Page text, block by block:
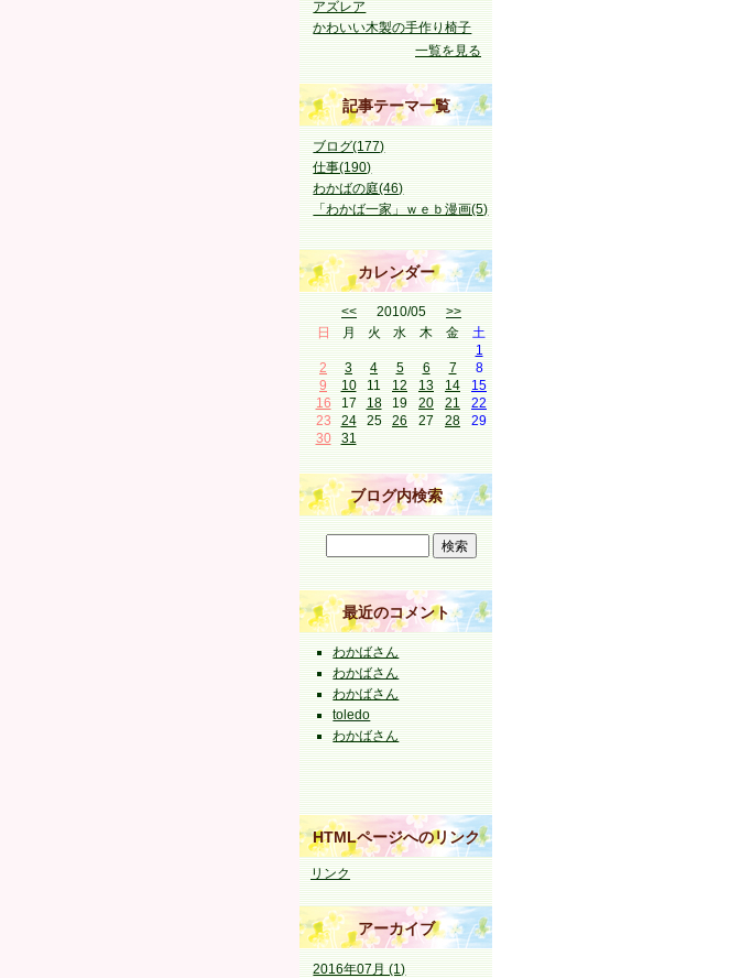
アズレア
かわいい木製の手作り椅子
一覧を見る
記事テーマ一覧
ブログ(177)
仕事(190)
わかばの庭(46)
「わかば一家」ｗｅｂ漫画(5)
カレンダー
<<2010/05>>
日
月 火 水 木 金
土
1
2
3 4 5 6 7
8
9
10 11 12 13 14
15
16
17 18 19 20 21
22
23
24 25 26 27 28
29
30
31
ブログ内検索
最近のコメント
わかばさん
わかばさん
わかばさん
toledo
わかばさん
HTMLページへのリンク
リンク
アーカイブ
2016年07月 (1)